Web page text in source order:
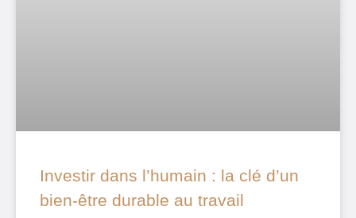
Investir dans l’humain : la clé d’un
bien-être durable au travail